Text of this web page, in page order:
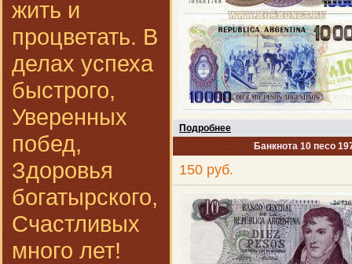
жить и
процветать. В
делах успеха
быстрого,
Уверенных
побед,
Здоровья
богатырского,
Счастливых
много лет!
Подробнее
Банкнота 10 песо
150 руб.